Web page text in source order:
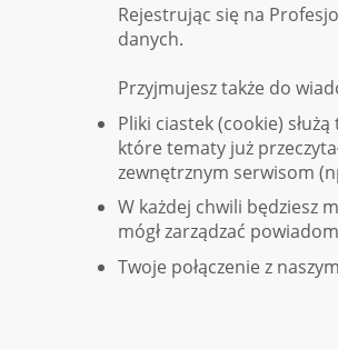
Rejestrując się na
danych.
Przyjmujesz także do
Pliki ciastek (cookie)
które tematy już
zewnętrznym serwisom
W każdej chwili będziesz
mógł zarządzać
Twoje połączenie z